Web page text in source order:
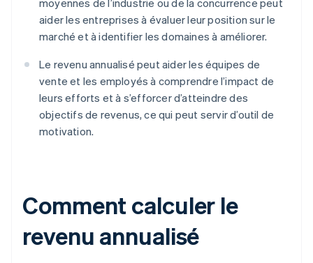
moyennes de l’industrie ou de la concurrence peut
aider les entreprises à évaluer leur position sur le
marché et à identifier les domaines à améliorer.
Le revenu annualisé peut aider les équipes de
vente et les employés à comprendre l’impact de
leurs efforts et à s’efforcer d’atteindre des
objectifs de revenus, ce qui peut servir d’outil de
motivation.
Comment calculer le
revenu annualisé